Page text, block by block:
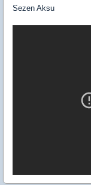
Sezen Aksu